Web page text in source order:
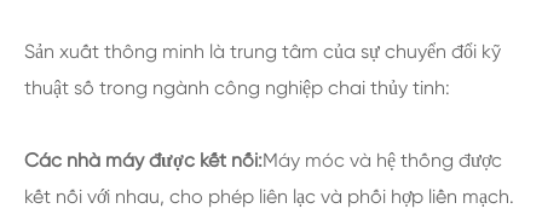
Sản xuất thông minh là trung tâm của sự chuyển đổi kỹ
thuật số trong ngành công nghiệp chai thủy tinh:
Các nhà máy được kết nối:Máy móc và hệ thống được
kết nối với nhau, cho phép liên lạc và phối hợp liền mạch.